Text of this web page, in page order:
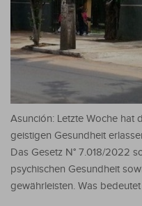
Asunción: Letzte Woche hat
geistigen Gesundheit
Das Gesetz N° 7.018/2022
psychischen Gesundheit
gewährleisten. Was